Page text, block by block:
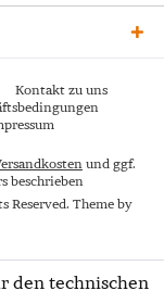
Kontakt zu uns
und ggf.
beschrieben
Reserved. Theme by
den technischen